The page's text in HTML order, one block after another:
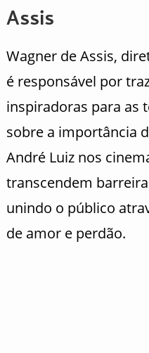
Assis
Wagner de Assis,
é responsável por
inspiradoras para as
sobre a importância
André Luiz nos
transcendem
unindo o público
de amor e perdão.